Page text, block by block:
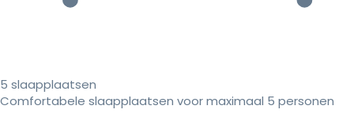
5 slaapplaatsen
Comfortabele slaapplaatsen voor maximaal 5 personen